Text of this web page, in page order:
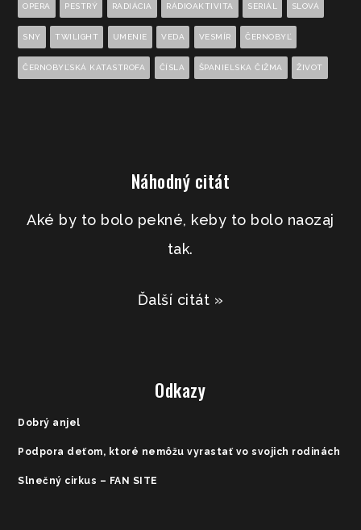
OPERA PESTRÝ RADIÁCIA RÁDIOAKTIVITA SERIÁL SLOVÁ
SNY TWILIGHT UMENIE VEDA VESMÍR ČERNOBYĽ
ČERNOBYĽSKÁ KATASTROFA ČÍSLA ŠPANIELSKA ČIŽMA ŽIVOT
Náhodný citát
Aké by to bolo pekné, keby to bolo naozaj
tak.
Ďalší citát »
Odkazy
Dobrý anjel
Podpora deťom, ktoré nemôžu vyrastať vo svojich rodinách
Slnečný cirkus – FAN SITE